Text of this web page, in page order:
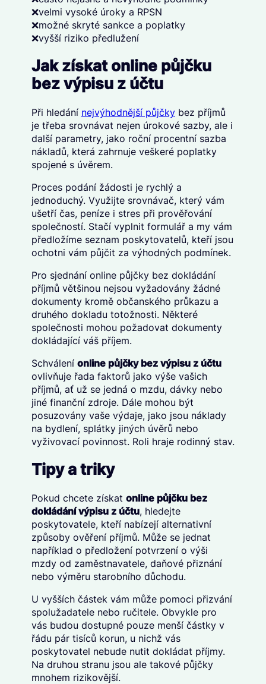
❌velmi vysoké úroky a RPSN
❌možné skryté sankce a poplatky
❌vyšší riziko předlužení
Jak získat online půjčku
bez výpisu z účtu
Při hledání nejvýhodnější půjčkybez příjmů
je třeba srovnávat nejen úrokové sazby, ale i
další parametry, jako roční procentní sazba
nákladů, která zahrnuje veškeré poplatky
spojené s úvěrem.
Proces podání žádosti je rychlý a
jednoduchý. Využijte srovnávač, který vám
ušetří čas, peníze i stres při prověřování
společností. Stačí vyplnit formulář a my vám
předložíme seznam poskytovatelů, kteří jsou
ochotni vám půjčit za výhodných podmínek.
Pro sjednání online půjčky bez dokládání
příjmů většinou nejsou vyžadovány žádné
dokumenty kromě občanského průkazu a
druhého dokladu totožnosti. Některé
společnosti mohou požadovat dokumenty
dokládající váš příjem.
Schválení online půjčky bez výpisu z účtu
ovlivňuje řada faktorů jako výše vašich
příjmů, ať už se jedná o mzdu, dávky nebo
jiné finanční zdroje. Dále mohou být
posuzovány vaše výdaje, jako jsou náklady
na bydlení, splátky jiných úvěrů nebo
vyživovací povinnost. Roli hraje rodinný stav.
Tipy a triky
Pokud chcete získat online půjčku bez
dokládání výpisu z účtu, hledejte
poskytovatele, kteří nabízejí alternativní
způsoby ověření příjmů. Může se jednat
například o předložení potvrzení o výši
mzdy od zaměstnavatele, daňové přiznání
nebo výměru starobního důchodu.
U vyšších částek vám může pomoci přizvání
spolužadatele nebo ručitele. Obvykle pro
vás budou dostupné pouze menší částky v
řádu pár tisíců korun, u nichž vás
poskytovatel nebude nutit dokládat příjmy.
Na druhou stranu jsou ale takové půjčky
mnohem rizikovější.